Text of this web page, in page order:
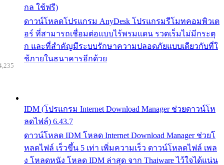
กล ใช้ฟรี)
ดาวน์โหลดโปรแกรม AnyDesk โปรแกรมรีโมทคอมพิวเต
อร์ ที่สามารถเชื่อมต่อแบบไร้พรมแดน รวดเร็มไม่มีกระตุ
ก และที่สำคัญมีระบบรักษาความปลอดภัยแบบเดียวกับที่ใ
ช้ภายในธนาคารอีกด้วย
IDM (โปรแกรม Internet Download Manager ช่วยดาวน์โห
ลดไฟล์) 6.43.7
ดาวน์โหลด IDM โหลด Internet Download Manager ช่วยโ
หลดไฟล์ เร็วขึ้น 5 เท่า เพิ่มความเร็ว ดาวน์โหลดไฟล์ เพล
ง โหลดหนัง โหลด IDM ล่าสุด จาก Thaiware ไว้ใจได้แน่น